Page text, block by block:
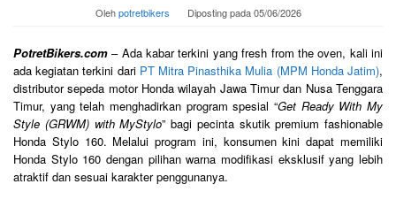
Olehpotretbikers Diposting pada05/06/2026
PotretBikers.com – Ada kabar terkini yang fresh from the oven, kali ini
ada kegiatan terkini dari PT Mitra Pinasthika Mulia (MPM Honda Jatim),
distributor sepeda motor Honda wilayah Jawa Timur dan Nusa Tenggara
Timur, yang telah menghadirkan program spesial “Get Ready With My
Style (GRWM) with MyStylo” bagi pecinta skutik premium fashionable
Honda Stylo 160. Melalui program ini, konsumen kini dapat memiliki
Honda Stylo 160 dengan pilihan warna modifikasi eksklusif yang lebih
atraktif dan sesuai karakter penggunanya.